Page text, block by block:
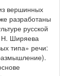
вершинных
разработаны
русской
Н. Ширяева
типа» речи: